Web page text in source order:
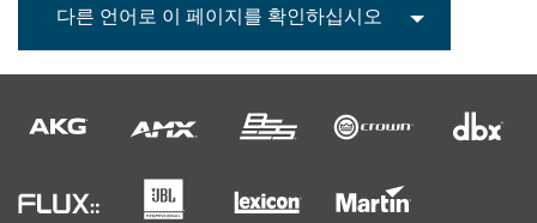
다른 언어로 이 페이지를 확인하십시오